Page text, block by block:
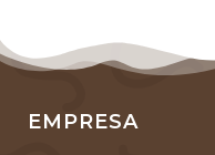
EMPRESA